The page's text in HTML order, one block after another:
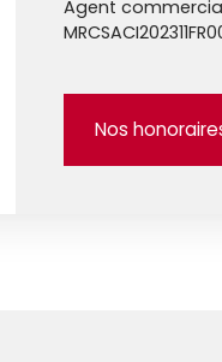
Agent commercial
Nos